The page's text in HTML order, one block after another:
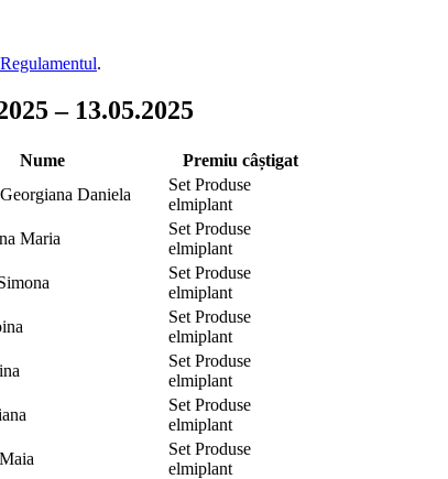
Regulamentul.
– 13.05.2025
Nume
Premiu câștigat
Daniela
Set Produse
elmiplant
Maria
Set Produse
elmiplant
Set Produse
elmiplant
Set Produse
elmiplant
Set Produse
elmiplant
Set Produse
elmiplant
Set Produse
elmiplant